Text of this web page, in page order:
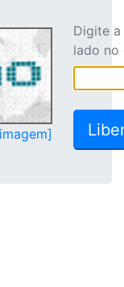
Digite
lado no